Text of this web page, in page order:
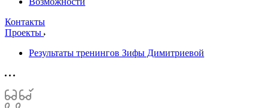
Контакты
Проекты
Результаты тренингов Зифы Димитриевой